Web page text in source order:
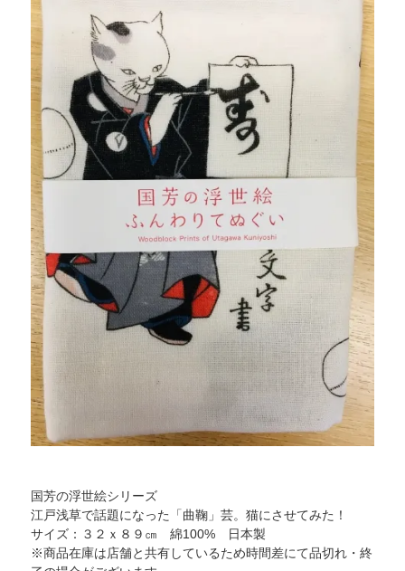
国芳の浮世絵シリーズ
江戸浅草で話題になった「曲鞠」芸。猫にさせてみた！
サイズ：３２ｘ８９㎝ 綿100% 日本製
※商品在庫は店舗と共有しているため時間差にて品切れ・終